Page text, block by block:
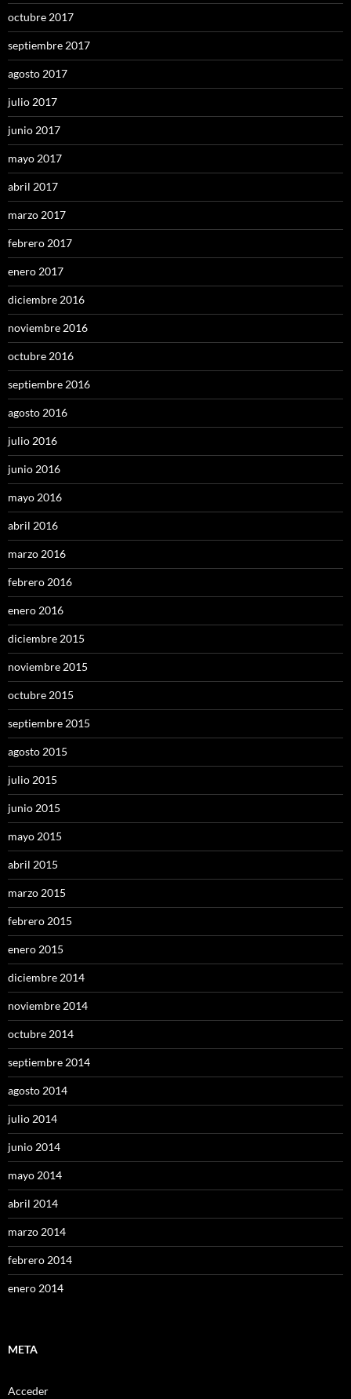
octubre 2017
septiembre 2017
agosto 2017
julio 2017
junio 2017
mayo 2017
abril 2017
marzo 2017
febrero 2017
enero 2017
diciembre 2016
noviembre 2016
octubre 2016
septiembre 2016
agosto 2016
julio 2016
junio 2016
mayo 2016
abril 2016
marzo 2016
febrero 2016
enero 2016
diciembre 2015
noviembre 2015
octubre 2015
septiembre 2015
agosto 2015
julio 2015
junio 2015
mayo 2015
abril 2015
marzo 2015
febrero 2015
enero 2015
diciembre 2014
noviembre 2014
octubre 2014
septiembre 2014
agosto 2014
julio 2014
junio 2014
mayo 2014
abril 2014
marzo 2014
febrero 2014
enero 2014
META
Acceder